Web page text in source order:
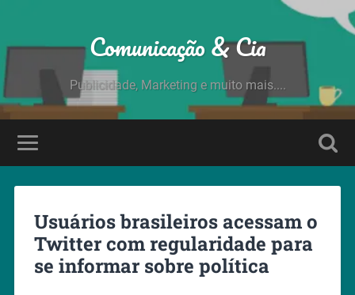
Comunicação & Cia
Publicidade, Marketing e muito mais....
Usuários brasileiros acessam o
Twitter com regularidade para
se informar sobre política